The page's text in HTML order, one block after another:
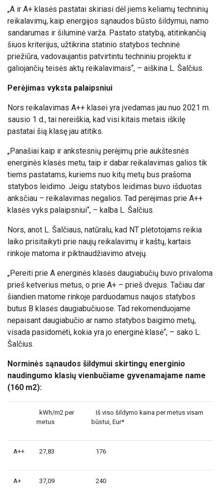
„A ir A+ klasės pastatai skiriasi dėl jiems keliamų techninių
reikalavimų, kaip energijos sąnaudos būsto šildymui, namo
sandarumas ir šiluminė varža. Pastato statybą, atitinkančią
šiuos kriterijus, užtikrina statinio statybos techninė
priežiūra, vadovaujantis patvirtintu techniniu projektu ir
galiojančių teisės aktų reikalavimais“, – aiškina L. Šalčius.
Perėjimas vyksta palaipsniui
Nors reikalavimas A++ klasei yra įvedamas jau nuo 2021 m.
sausio 1 d., tai nereiškia, kad visi kitais metais iškilę
pastatai šią klasę jau atitiks.
„Panašiai kaip ir ankstesnių perėjimų prie aukštesnės
energinės klasės metu, taip ir dabar reikalavimas galios tik
tiems pastatams, kuriems nuo kitų metų bus prašoma
statybos leidimo. Jeigu statybos leidimas buvo išduotas
anksčiau – reikalavimas negalios. Tad perėjimas prie A++
klasės vyks palaipsniui“, – kalba L. Šalčius.
Nors, anot L. Šalčiaus, natūralu, kad NT plėtotojams reikia
laiko prisitaikyti prie naujų reikalavimų ir kaštų, kartais
rinkoje matoma ir piktnaudžiavimo atvejų.
„Pereiti prie A energinės klasės daugiabučių buvo privaloma
prieš ketverius metus, o prie A+ – prieš dvejus. Tačiau dar
šiandien matome rinkoje parduodamus naujos statybos
butus B klasės daugiabučiuose. Tad rekomenduojame
nepaisant daugiabučio ar namo statybos baigimo metų,
visada pasidomėti, kokia yra jo energinė klasė“, – sako L.
Šalčius.
Norminės sąnaudos šildymui skirtingų energinio
naudingumo klasių vienbučiame gyvenamajame name
(160 m2):
kWh/m2 per
metus
Iš viso šildymo kaina per metus visam
būstui, Eur*
A++ 27,83 176
A+ 37,09 240